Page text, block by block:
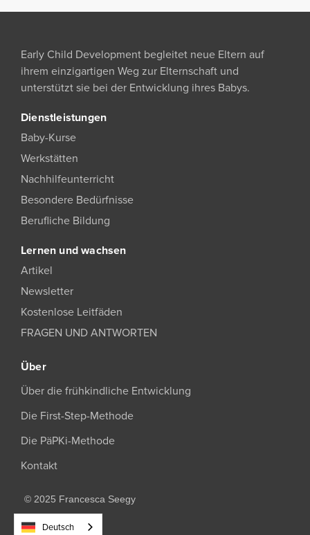
Early Child Development begleitet neue Eltern auf
ihrem einzigartigen Weg zur Elternschaft und
unterstützt sie bei der Entwicklung ihres Babys.
Dienstleistungen
Baby-Kurse
Werkstätten
Nachhilfeunterricht
Besondere Bedürfnisse
Berufliche Bildung
Lernen und wachsen
Artikel
Newsletter
Kostenlose Leitfäden
FRAGEN UND ANTWORTEN
Über
Über die frühkindliche Entwicklung
Die First-Step-Methode
Die PäPKi-Methode
Kontakt
© 2025 Francesca Seegy
Deutsch